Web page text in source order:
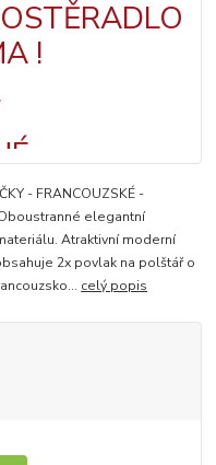
- FRANCOUZSKÉ -
Oboustranné elegantní
Atraktivní moderní
2x povlak na polštář o
celý popis